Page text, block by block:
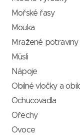
Mořské řasy
Mouka
Mražené potraviny
Müsli
Nápoje
Obilné vločky a
Ochucovadla
Ořechy
Ovoce